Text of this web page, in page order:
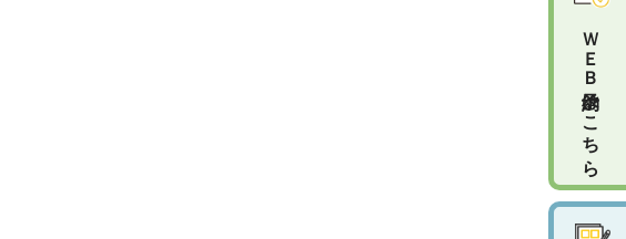
ＷＥＢ予約はこちら